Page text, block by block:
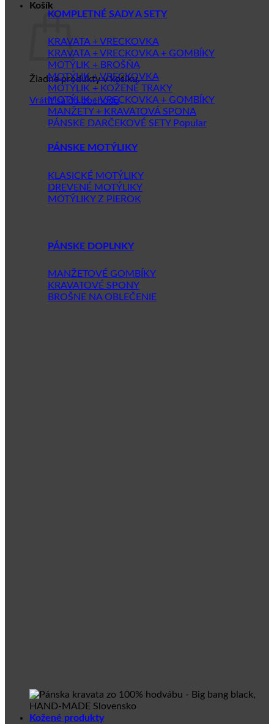
Košík
Žiadne produkty v košíku.
Vrátiť sa do obchodu
KOMPLETNÉ SADY A SETY
KRAVATA + VRECKOVKA
KRAVATA + VRECKOVKA + GOMBÍKY
MOTÝLIK + BROŠŇA
MOTÝLIK + VRECKOVKA
MOTÝLIK + KOŽENÉ TRAKY
MOTÝLIK + VRECKOVKA + GOMBÍKY
MANŽETY + KRAVATOVÁ SPONA
PÁNSKE DARČEKOVÉ SETY
PÁNSKE MOTÝLIKY
KLASICKÉ MOTÝLIKY
DREVENÉ MOTÝLIKY
MOTÝLIKY Z PIEROK
PÁNSKE DOPLNKY
MANŽETOVÉ GOMBÍKY
KRAVATOVÉ SPONY
BROŠNE NA OBLEČENIE
Kožené produkty